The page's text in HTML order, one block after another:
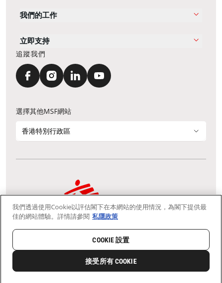
0 分享
我們的工作
立即支持
追蹤我們
選擇其他MSF網站
香港特別行政區
通訊資料更新 鳴謝 私隱聲明
我們採用安全通訊端層 (Secure Socket Layer, SSL) 協定，有助保障敏感
資料在你的瀏覽器和我們伺服器之間的網上傳輸維持保密性。
慈善團體免稅檔案號碼：91/4075
Copyright © Médecins Sans Frontières Hong Kong. All rights
reserved.
我們透過使用Cookie以評估閣下在本網站的使用情況，為閣下提供最
佳的網站體驗。詳情請參閱 私隱政策
COOKIE 設置
接受所有 COOKIE